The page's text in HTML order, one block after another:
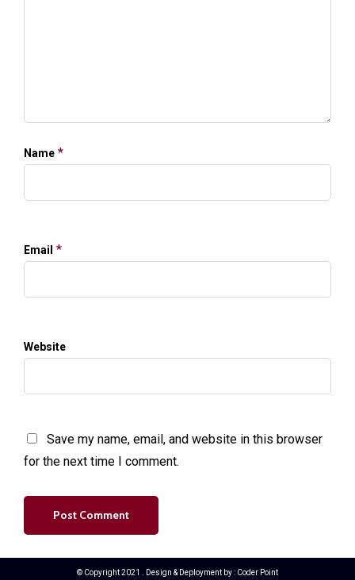
Name *
Email *
Website
Save my name, email, and website in this browser
for the next time I comment.
© Copyright 2021 . Design & Deployment by : Coder Point